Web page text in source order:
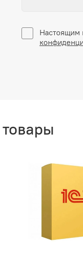
Настоящим